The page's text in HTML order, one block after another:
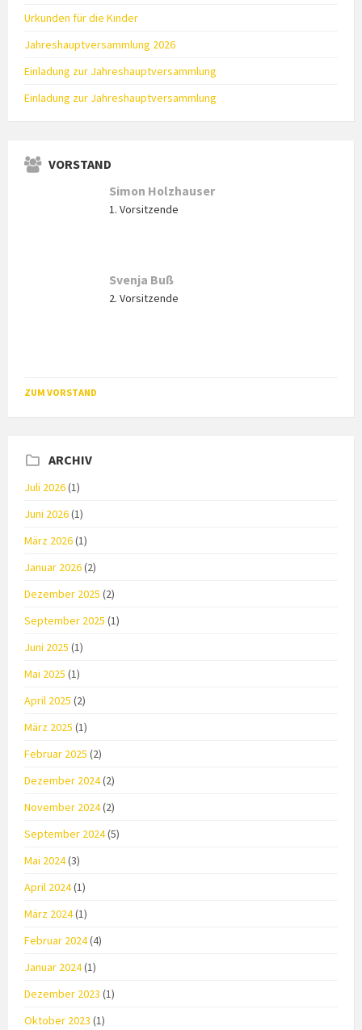
Urkunden für die Kinder
Jahreshauptversammlung 2026
Einladung zur Jahreshauptversammlung
Einladung zur Jahreshauptversammlung
VORSTAND
Simon Holzhauser
1. Vorsitzende
Svenja Buß
2. Vorsitzende
ZUM VORSTAND
ARCHIV
Juli 2026(1)
Juni 2026(1)
März 2026(1)
Januar 2026(2)
Dezember 2025 (2)
September 2025 (1)
Juni 2025 (1)
Mai 2025 (1)
April 2025 (2)
März 2025 (1)
Februar 2025 (2)
Dezember 2024(2)
November 2024(2)
September 2024(5)
Mai 2024(3)
April 2024(1)
März 2024(1)
Februar 2024(4)
Januar 2024(1)
Dezember 2023 (1)
Oktober 2023 (1)